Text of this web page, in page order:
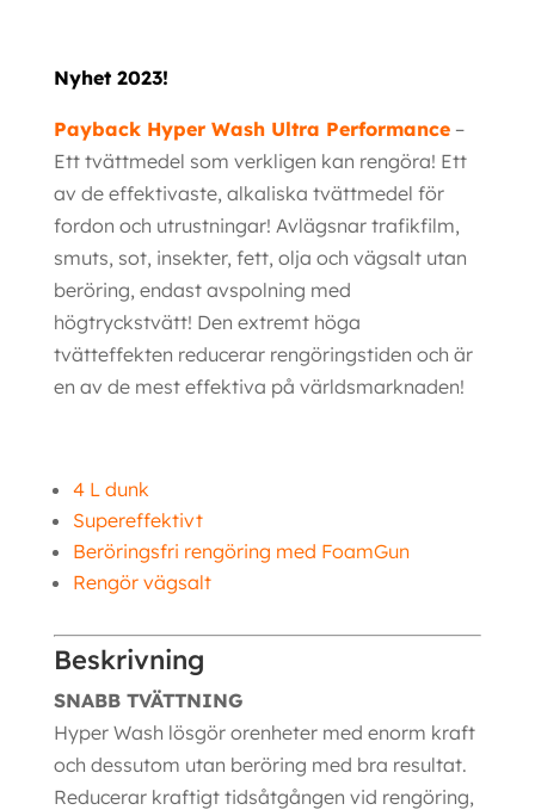
Nyhet 2023!
Payback Hyper Wash Ultra Performance–
Ett tvättmedel som verkligen kan rengöra! Ett
av de effektivaste, alkaliska tvättmedel för
fordon och utrustningar! Avlägsnar trafikfilm,
smuts, sot, insekter, fett, olja och vägsalt utan
beröring, endast avspolning med
högtryckstvätt! Den extremt höga
tvätteffekten reducerar rengöringstiden och är
en av de mest effektiva på världsmarknaden!
4 L dunk
Supereffektivt
Beröringsfri rengöring med FoamGun
Rengör vägsalt
Beskrivning
SNABB TVÄTTNING
Hyper Wash lösgör orenheter med enorm kraft
och dessutom utan beröring med bra resultat.
Reducerar kraftigt tidsåtgången vid rengöring,